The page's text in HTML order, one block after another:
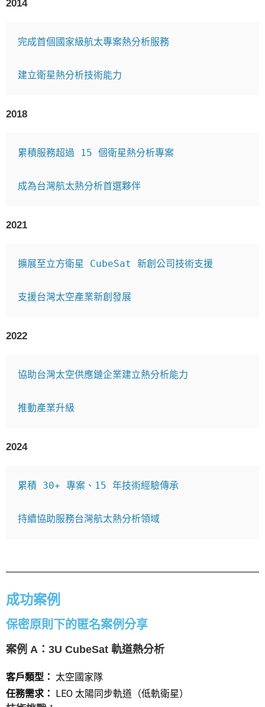
2014
完成首個國家級航太專案熱分析服務
2018
累積服務超過 15 個衛星熱分析專案
2021
擴展至立方衛星 CubeSat 新創公司技術支援
2022
協助台灣太空供應鏈企業建立熱分析能力
2024
累積 30+ 專案、15 年技術經驗傳承
持續協助服務台灣航太熱分析領域
成功案例
保密原則下的匿名案例分享
案例 A：3U CubeSat 軌道熱分析
客戶類型： 太空國家隊
任務需求： LEO 太陽同步軌道（低軌衛星）